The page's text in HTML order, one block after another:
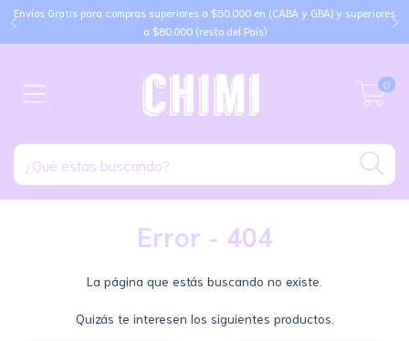
Envíos Gratis para compras superiores a $50.000 en (CABA y GBA) y superiores
a $80.000 (resto del País)
0
Error - 404
La página que estás buscando no existe.
Quizás te interesen los siguientes productos.